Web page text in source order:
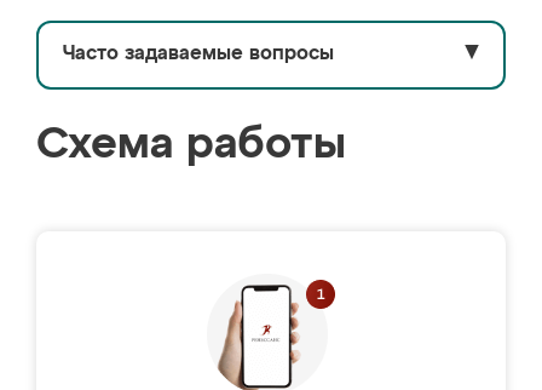
Часто задаваемые вопросы ▼
Схема работы